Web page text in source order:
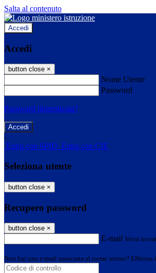
Salta al contenuto
Accedi
Accedi
button close ×
Nome Utente
Password
Password dimenticata?
-
Entra con SPID Entra con CIE
Seleziona utente
button close ×
Recupero password
button close ×
E-mail Verrà
Non hai una e-mail associata al nome utente?